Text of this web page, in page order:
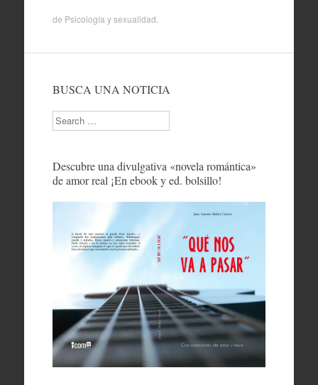
de Psicología y sexualidad
BUSCA UNA NOTICIA
Search
Descubre una divulgativa «novela romántica»
de amor real ¡En ebook y ed. bolsillo!